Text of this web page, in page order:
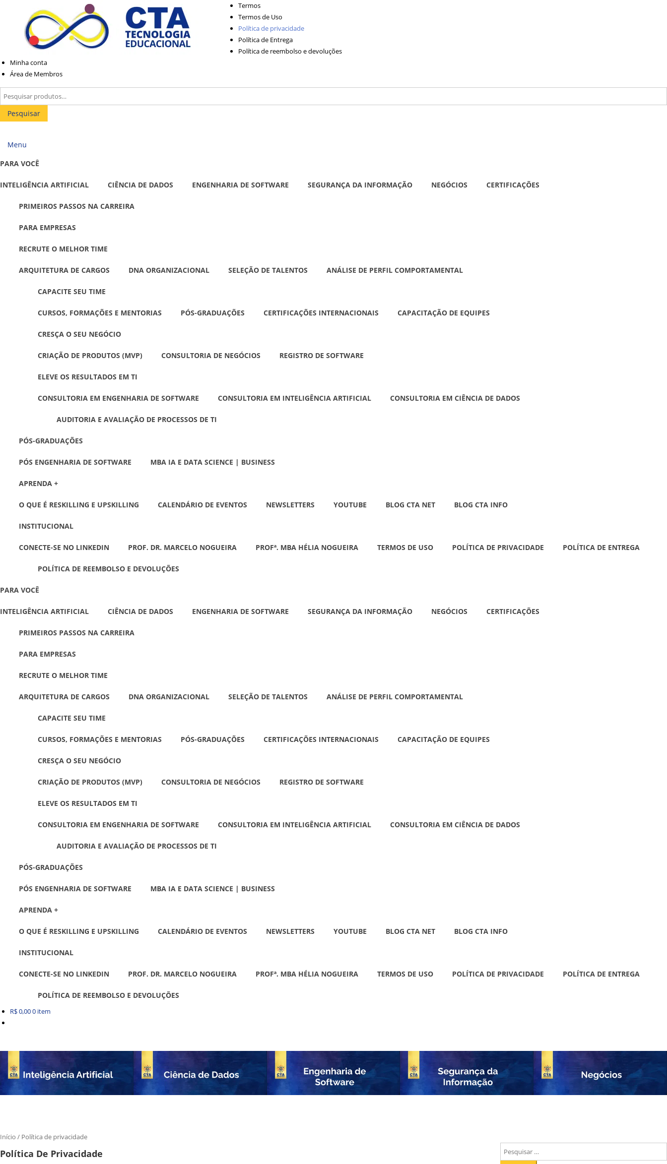
navegação
conteúdo
Termos
Termos de Uso
Política de privacidade
Política de Entrega
Política de reembolso e devoluções
Minha conta
Área de Membros
Pesquisar
por:
Pesquisar
Menu
PARA VOCÊ
INTELIGÊNCIA ARTIFICIAL CIÊNCIA DE DADOS ENGENHARIA DE SOFTWARE SEGURANÇA DA INFORMAÇÃO NEGÓCIOS CERTIFICAÇÕES
PRIMEIROS PASSOS NA CARREIRA
PARA EMPRESAS
RECRUTE O MELHOR TIME
ARQUITETURA DE CARGOS DNA ORGANIZACIONAL SELEÇÃO DE TALENTOS ANÁLISE DE PERFIL COMPORTAMENTAL
CAPACITE SEU TIME
CURSOS, FORMAÇÕES E MENTORIAS PÓS-GRADUAÇÕES CERTIFICAÇÕES INTERNACIONAIS CAPACITAÇÃO DE EQUIPES
CRESÇA O SEU NEGÓCIO
CRIAÇÃO DE PRODUTOS (MVP) CONSULTORIA DE NEGÓCIOS REGISTRO DE SOFTWARE
ELEVE OS RESULTADOS EM TI
CONSULTORIA EM ENGENHARIA DE SOFTWARE CONSULTORIA EM INTELIGÊNCIA ARTIFICIAL CONSULTORIA EM CIÊNCIA DE DADOS
AUDITORIA E AVALIAÇÃO DE PROCESSOS DE TI
PÓS-GRADUAÇÕES
PÓS ENGENHARIA DE SOFTWARE MBA IA E DATA SCIENCE | BUSINESS
APRENDA +
O QUE É RESKILLING E UPSKILLING CALENDÁRIO DE EVENTOS NEWSLETTERS YOUTUBE BLOG CTA NET BLOG CTA INFO
INSTITUCIONAL
CONECTE-SE NO LINKEDIN PROF. DR. MARCELO NOGUEIRA PROFª. MBA HÉLIA NOGUEIRA TERMOS DE USO POLÍTICA DE PRIVACIDADE POLÍTICA DE ENTREGA
POLÍTICA DE REEMBOLSO E DEVOLUÇÕES
PARA VOCÊ
INTELIGÊNCIA ARTIFICIAL CIÊNCIA DE DADOS ENGENHARIA DE SOFTWARE SEGURANÇA DA INFORMAÇÃO NEGÓCIOS CERTIFICAÇÕES
PRIMEIROS PASSOS NA CARREIRA
PARA EMPRESAS
RECRUTE O MELHOR TIME
ARQUITETURA DE CARGOS DNA ORGANIZACIONAL SELEÇÃO DE TALENTOS ANÁLISE DE PERFIL COMPORTAMENTAL
CAPACITE SEU TIME
CURSOS, FORMAÇÕES E MENTORIAS PÓS-GRADUAÇÕES CERTIFICAÇÕES INTERNACIONAIS CAPACITAÇÃO DE EQUIPES
CRESÇA O SEU NEGÓCIO
CRIAÇÃO DE PRODUTOS (MVP) CONSULTORIA DE NEGÓCIOS REGISTRO DE SOFTWARE
ELEVE OS RESULTADOS EM TI
CONSULTORIA EM ENGENHARIA DE SOFTWARE CONSULTORIA EM INTELIGÊNCIA ARTIFICIAL CONSULTORIA EM CIÊNCIA DE DADOS
AUDITORIA E AVALIAÇÃO DE PROCESSOS DE TI
PÓS-GRADUAÇÕES
PÓS ENGENHARIA DE SOFTWARE MBA IA E DATA SCIENCE | BUSINESS
APRENDA +
O QUE É RESKILLING E UPSKILLING CALENDÁRIO DE EVENTOS NEWSLETTERS YOUTUBE BLOG CTA NET BLOG CTA INFO
INSTITUCIONAL
CONECTE-SE NO LINKEDIN PROF. DR. MARCELO NOGUEIRA PROFª. MBA HÉLIA NOGUEIRA TERMOS DE USO POLÍTICA DE PRIVACIDADE POLÍTICA DE ENTREGA
POLÍTICA DE REEMBOLSO E DEVOLUÇÕES
R$0,000 item
Início / Política de privacidade
Política De Privacidade
Pesquisar
por: